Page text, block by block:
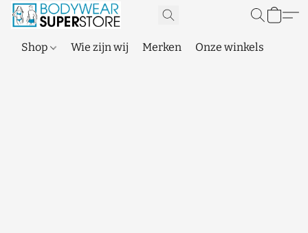
Shop Wie zijn wij Merken Onze winkels